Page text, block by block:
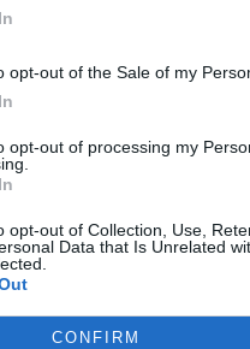
opt-out of the Sale of my
opt-out of processing my
opt-out of Collection, Use,
Data that Is Unrelated
CONFIRM
julkaistu. Suomen
tavalla, kun sekä
on tehty pieniä
on valittu KalPa -